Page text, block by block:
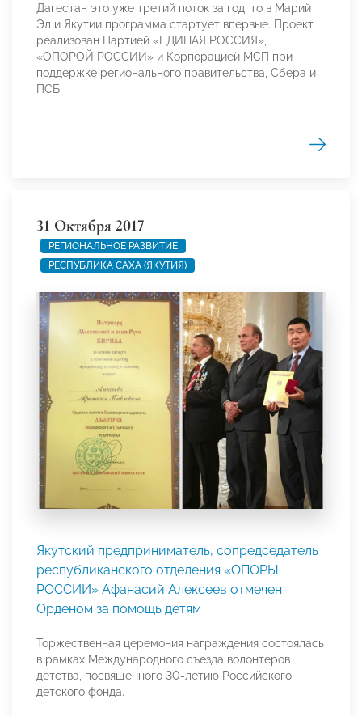
Дагестан это уже третий поток за год, то в Марий
Эл и Якутии программа стартует впервые. Проект
реализован Партией «ЕДИНАЯ РОССИЯ»,
«ОПОРОЙ РОССИИ» и Корпорацией МСП при
поддержке регионального правительства, Сбера и
ПСБ.
31 Октября 2017
РЕГИОНАЛЬНОЕ РАЗВИТИЕ
РЕСПУБЛИКА САХА (ЯКУТИЯ)
Якутский предприниматель, сопредседатель
республиканского отделения «ОПОРЫ
РОССИИ» Афанасий Алексеев отмечен
Орденом за помощь детям
Торжественная церемония награждения состоялась
в рамках Международного съезда волонтеров
детства, посвященного 30-летию Российского
детского фонда.